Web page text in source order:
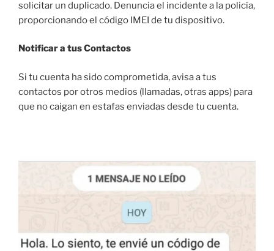
solicitar un duplicado. Denuncia el incidente a la policía,
proporcionando el código IMEI de tu dispositivo.
Notificar a tus Contactos
Si tu cuenta ha sido comprometida, avisa a tus
contactos por otros medios (llamadas, otras apps) para
que no caigan en estafas enviadas desde tu cuenta.